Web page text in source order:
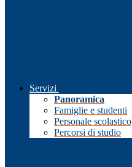
Servizi
Panoramica
Famiglie e studenti
Personale scolastico
Percorsi di studio